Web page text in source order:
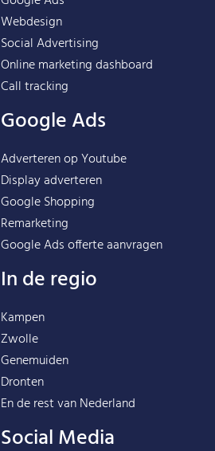
Webdesign
Social Advertising
Online marketing dashboard
Call tracking
Google Ads
Adverteren op Youtube
Display adverteren
Google Shopping
Remarketing
Google Ads offerte aanvragen
In de regio
Kampen
Zwolle
Genemuiden
Dronten
En de rest vanNederland
Social Media